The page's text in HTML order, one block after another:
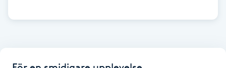
Kroppspeeling